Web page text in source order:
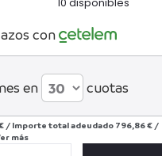
con
en cuotas
/ Importe total adeudado 796,86 € /
más